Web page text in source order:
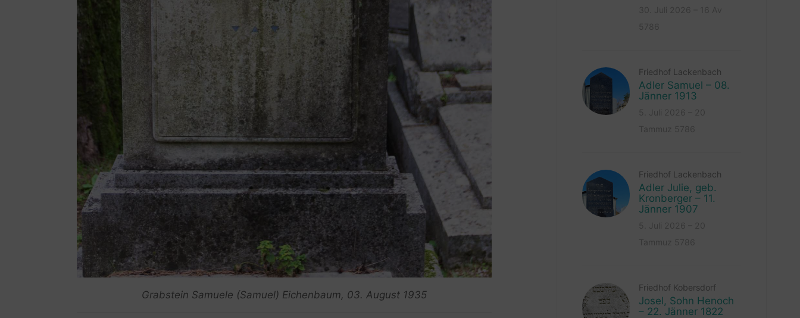
Grabstein Samuele (Samuel) Eichenbaum, 03. August 1935
Friedhof Lackenbach
Adler Samuel – 08.
Jänner 1913
Friedhof Lackenbach
Adler Julie, geb.
Kronberger – 11.
Jänner 1907
Friedhof Kobersdorf
Josel, Sohn Henoch
– 22. Jänner 1822